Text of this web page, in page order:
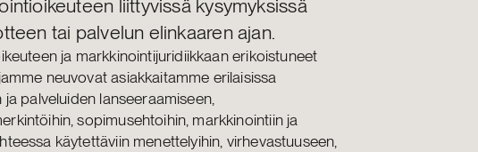
liittyvissä kysymyksissä
tai palvelun elinkaaren ajan.
ja markkinointijuridiikkaan erikoistuneet
neuvovat asiakkaitamme erilaisissa
palveluiden lanseeraamiseen,
sopimusehtoihin, markkinointiin ja
käytettäviin menettelyihin, virhevastuuseen,